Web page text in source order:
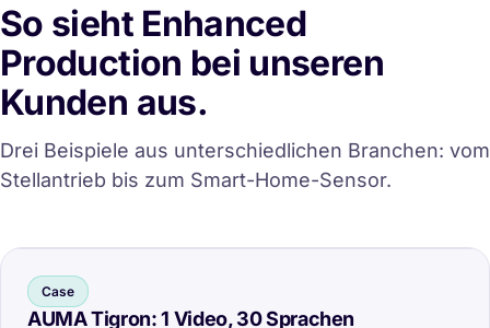
So sieht Enhanced
Production bei unseren
Kunden aus.
Drei Beispiele aus unterschiedlichen Branchen: vom
Stellantrieb bis zum Smart-Home-Sensor.
Case
AUMA Tigron: 1 Video, 30 Sprachen